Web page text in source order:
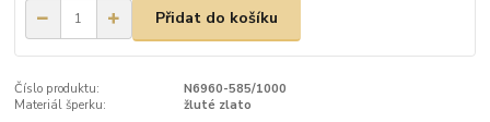
Přidat do košíku
Číslo produktu:
N6960-585/1000
Materiál šperku:
žluté zlato